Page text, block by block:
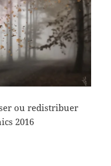
ou redistribuer
2016